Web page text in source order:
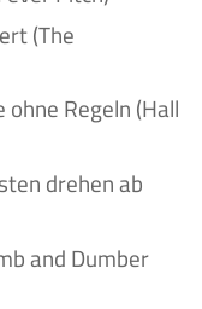
(The
Regeln (Hall
drehen ab
and Dumber